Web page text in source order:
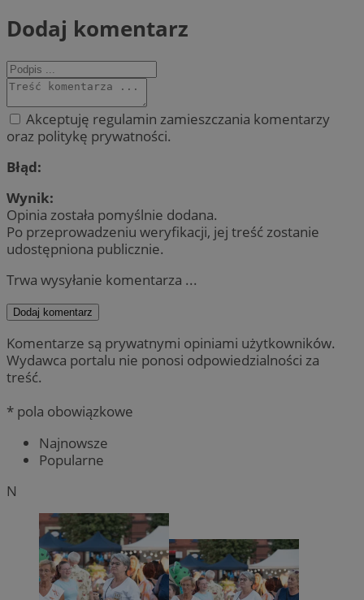
Dodaj komentarz
Akceptuję regulamin zamieszczania komentarzy
oraz politykę prywatności.
Błąd:
Wynik:
Opinia została pomyślnie dodana.
Po przeprowadzeniu weryfikacji, jej treść zostanie
udostępniona publicznie.
Trwa wysyłanie komentarza ...
Dodaj komentarz
Komentarze są prywatnymi opiniami użytkowników.
Wydawca portalu nie ponosi odpowiedzialności za
treść.
* pola obowiązkowe
Najnowsze
Popularne
N